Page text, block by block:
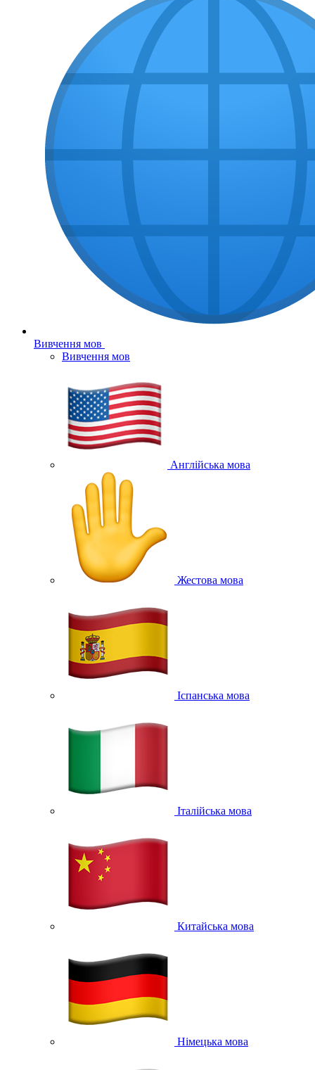
Вивчення мов
Вивчення мов
Англійська мова
Жестова мова
Іспанська мова
Італійська мова
Китайська мова
Німецька мова